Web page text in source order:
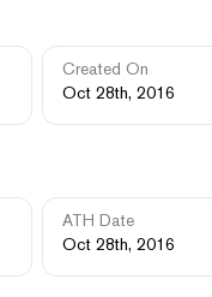
Created On
Oct 28th, 2016
ATH Date
Oct 28th, 2016